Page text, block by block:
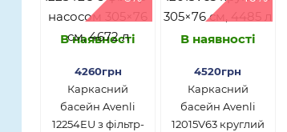
В наявності
4260грн
Каркасний
басейн Avenli
12254EU з фільтр-
В наявності
4520грн
Каркасний
басейн Avenli
12015V63 круглий